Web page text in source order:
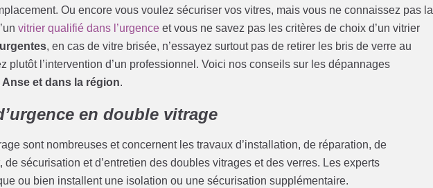
Ou encore vous voulez sécuriser vos vitres, mais vous ne connaissez pas la
vitrier qualifié dans l’urgence et vous ne savez pas les critères de choix d’un vitrier
, en cas de vitre brisée, n’essayez surtout pas de retirer les bris de verre au
plutôt l’intervention d’un professionnel. Voici nos conseils sur les dépannages
et dans la région.
en double vitrage
sont nombreuses et concernent les travaux d’installation, de réparation, de
sécurisation et d’entretien des doubles vitrages et des verres. Les experts
ou bien installent une isolation ou une sécurisation supplémentaire.